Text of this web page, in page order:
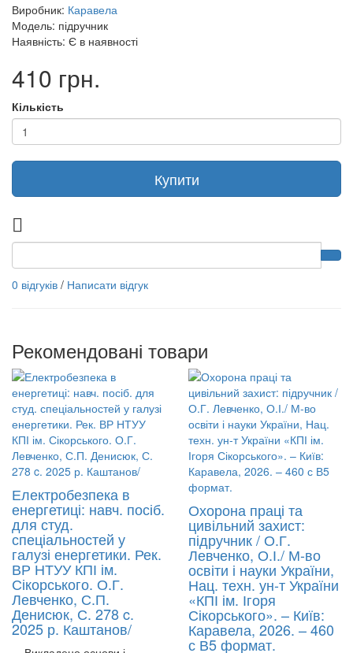
Виробник: Каравела
Модель: підручник
Наявність: Є в наявності
410 грн.
Кількість
Купити
0 відгуків / Написати відгук
Рекомендовані товари
Електробезпека в
енергетиці: навч. посіб.
для студ.
спеціальностей у
галузі енергетики. Рек.
ВР НТУУ КПІ ім.
Сікорського. О.Г.
Левченко, С.П.
Денисюк, С. 278 c.
2025 р. Каштанов/
Охорона праці та
цивільний захист:
підручник / О.Г.
Левченко, О.І./ М-во
освіти і науки України,
Нац. техн. ун-т України
«КПІ ім. Ігоря
Сікорського». – Київ:
Каравела, 2026. – 460
с В5 формат.